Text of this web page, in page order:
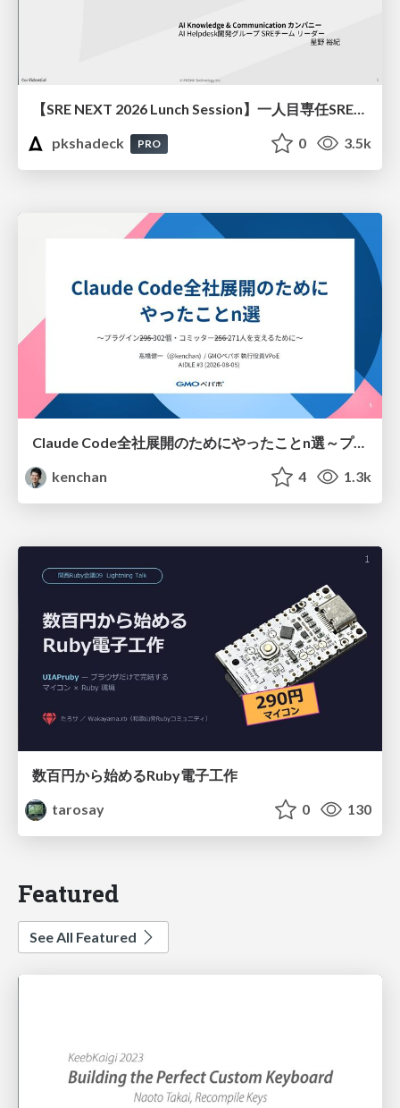
【SRE NEXT 2026 Lunch Session】一人目専任SREの立ち上げを加速する ― AIと進めたオンボーディングで2分を0.04秒にした話
pkshadeck
PRO 0 3.5k
Claude Code全社展開のためにやったことn選～プラグイン302個・コミッター271人を支えるために～
kenchan
4 1.3k
数百円から始めるRuby電子工作
tarosay
0 130
Featured
See All Featured